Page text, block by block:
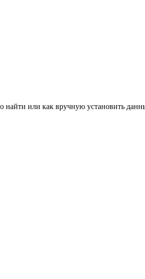
найти или как вручную установить